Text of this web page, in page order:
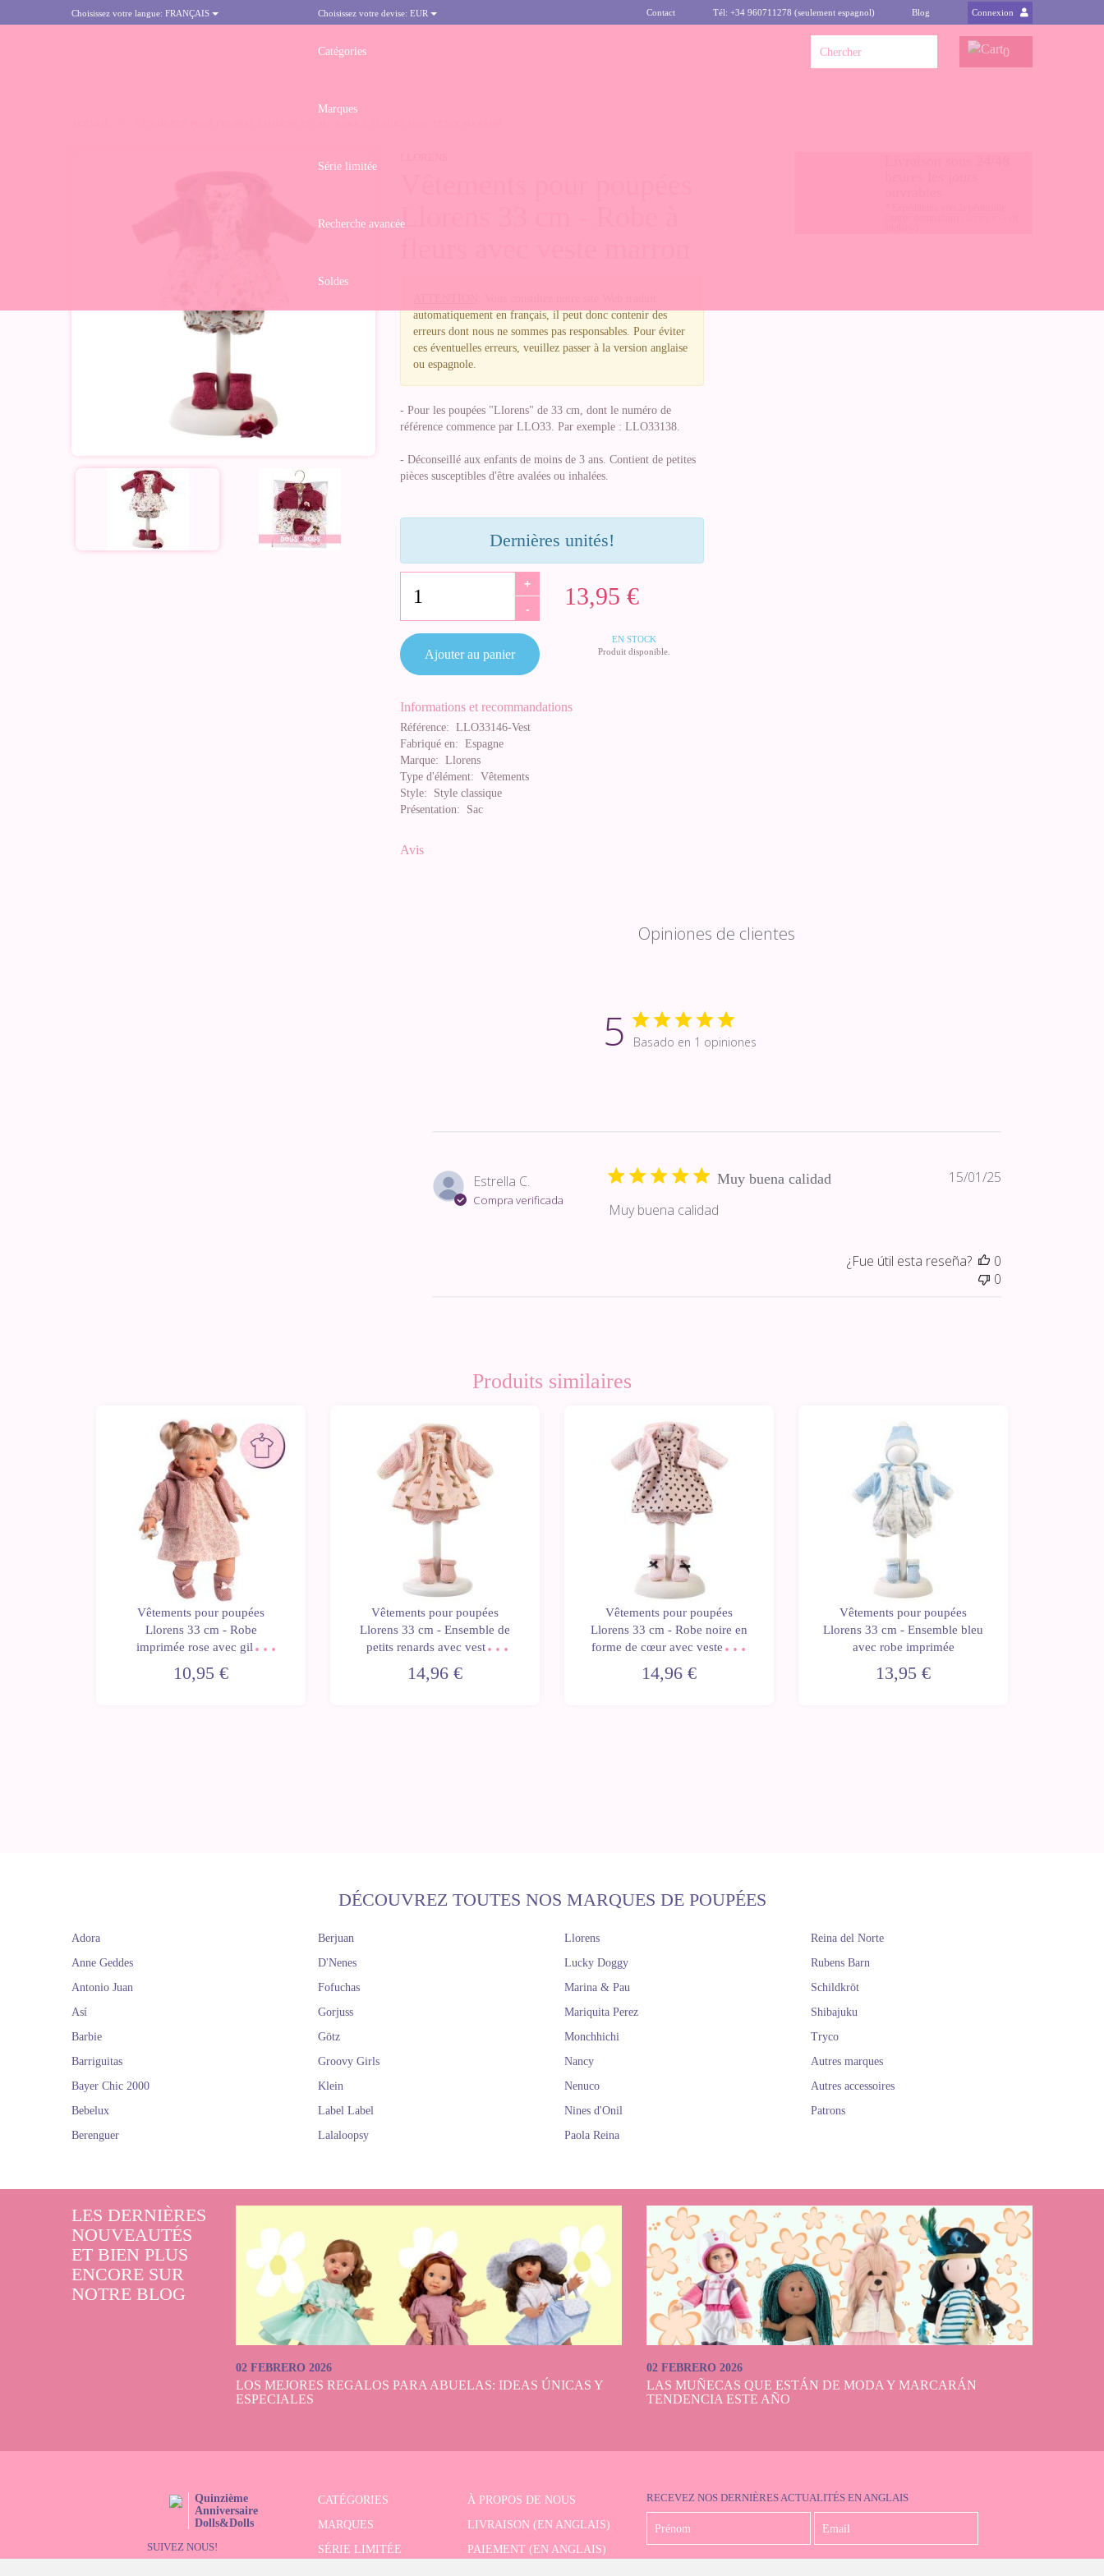
Choisissez votre langue: FRANÇAIS Choisissez votre devise: EUR Contact Tél: +34 960711278 (seulement espagnol) Blog Connexion
Catégories
Marques
Série limitée
Recherche avancée
Soldes
0
Llorens 33 cm - Robe à
automatiquement en français, il peut donc contenir des
erreurs dont nous ne sommes pas responsables. Pour éviter
ces éventuelles erreurs, veuillez passer à la version anglaise
ou espagnole.
- Pour les poupées "Llorens" de 33 cm, dont le numéro de
référence commence par LLO33. Par exemple : LLO33138.
- Déconseillé aux enfants de moins de 3 ans. Contient de petites
pièces susceptibles d'être avalées ou inhalées.
Dernières unités!
13,95 €
+
-
EN STOCK
Produit disponible.
Ajouter au panier
Informations et recommandations
Référence: LLO33146-Vest
Fabriqué en: Espagne
Marque: Llorens
Type d'élément: Vêtements
Style: Style classique
Présentation: Sac
Avis
Opiniones de clientes
5 Basado en 1 opiniones
Estrella C.
Compra verificada
Muy buena calidad
Muy buena calidad
Fecha
15/01/25
¿Fue útil esta reseña?
0
0
Produits similaires
Vêtements pour poupées
Llorens 33 cm - Robe
imprimée rose avec gilet,
10,95 €
Vêtements pour poupées
Llorens 33 cm - Ensemble de
petits renards avec veste et
14,96 €
Vêtements pour poupées
Llorens 33 cm - Robe noire en
forme de cœur avec veste rose
nœud noir
14,96 €
Vêtements pour poupées
Llorens 33 cm - Ensemble bleu
avec robe imprimée
13,95 €
DÉCOUVREZ TOUTES NOS MARQUES DE POUPÉES
Adora
Anne Geddes
Antonio Juan
Así
Barbie
Barriguitas
Bayer Chic 2000
Bebelux
Berenguer
Berjuan
D'Nenes
Fofuchas
Gorjuss
Götz
Groovy Girls
Klein
Label Label
Lalaloopsy
Llorens
Lucky Doggy
Marina & Pau
Mariquita Perez
Monchhichi
Nancy
Nenuco
Nines d'Onil
Paola Reina
Reina del Norte
Rubens Barn
Schildkröt
Shibajuku
Tryco
Autres marques
Autres accessoires
Patrons
LES DERNIÈRES
NOUVEAUTÉS
ET BIEN PLUS
ENCORE SUR
NOTRE BLOG
02 FEBRERO 2026
LOS MEJORES REGALOS PARA ABUELAS: IDEAS ÚNICAS Y
ESPECIALES
02 FEBRERO 2026
LAS MUÑECAS QUE ESTÁN DE MODA Y MARCARÁN
TENDENCIA ESTE AÑO
Quinzième
Anniversaire
Dolls&Dolls
SUIVEZ NOUS!
CATÉGORIES
À PROPOS DE NOUS
MARQUES
LIVRAISON (EN ANGLAIS)
SÉRIE LIMITÉE
PAIEMENT (EN ANGLAIS)
RECEVEZ NOS DERNIÈRES ACTUALITÉS EN ANGLAIS